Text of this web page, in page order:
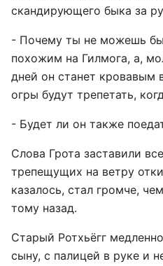
скандирующего быка за
- Почему ты не можешь
похожим на Гилмога, а,
дней он станет кровавым
огры будут трепетать,
- Будет ли он также
Слова Грота заставили
трепещущих на ветру
казалось, стал громче,
тому назад.
Старый Ротхьёгг
сыну, с палицей в руке и